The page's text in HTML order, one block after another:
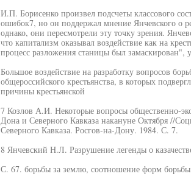
И.П. Борисенко произвел подсчеты классового
ошибок7, но он поддержал мнение Янчевского о
однако, они пересмотрели эту точку зрения.
что капитализм оказывал воздействие как на
процесс разложения станицы был замаскирован",
Большое воздействие на разработку вопросов
общероссийского крестьянства, в которых
причины крестьянской
7 Козлов А.И. Некоторые вопросы общественно-
Дона и Северного Кавказа накануне Октября //
Северного Кавказа. Росгов-на-Дону. 1984. С. 7.
8 Янчевский Н.Л. Разрушение легенды о
С. 67. борьбы за землю, соотношение форм